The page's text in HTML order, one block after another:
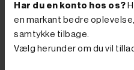
Har du en konto hos os?
en markant bedre
samtykke tilbage.
Vælg herunder om du vil
bedste brændekløvere
lille model kan klare op
kløve op til 22 tons.
kløve lodret. Motor -